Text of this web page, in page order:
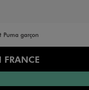
Puma garçon